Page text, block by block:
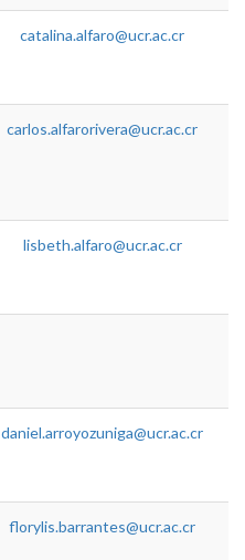
catalina.alfaro@ucr.ac.cr
carlos.alfarorivera@ucr.ac.cr
lisbeth.alfaro@ucr.ac.cr
daniel.arroyozuniga@ucr.ac.cr
florylis.barrantes@ucr.ac.cr